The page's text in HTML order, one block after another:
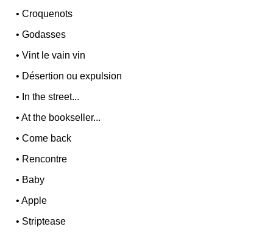
•Croquenots
•Godasses
•Vint le vain vin
• Désertion ou expulsion
• In the street...
•At the bookseller...
•Come back
• Rencontre
• Baby
•Apple
• Striptease